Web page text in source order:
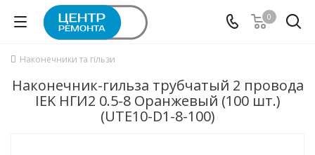
0
Наконечники та гільзи
Наконечник-гильза трубчатый 2 провода
IEK НГИ2 0.5-8 Оранжевый (100 шт.)
(UTE10-D1-8-100)